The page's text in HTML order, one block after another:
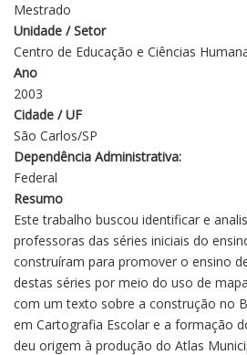
Mestrado
Unidade / Setor
Centro de Educação e Ciências
Ano
2003
Cidade / UF
São Carlos/SP
Dependência Administrativa:
Federal
Resumo
Este trabalho buscou identificar e
professoras das séries iniciais do
construíram para promover o ensino
destas séries por meio do uso de
com um texto sobre a construção no
em Cartografia Escolar e a formação
deu origem à produção do Atlas